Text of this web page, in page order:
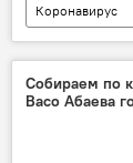
Коронавирус
Справки
Собираем по
Васо Абаева